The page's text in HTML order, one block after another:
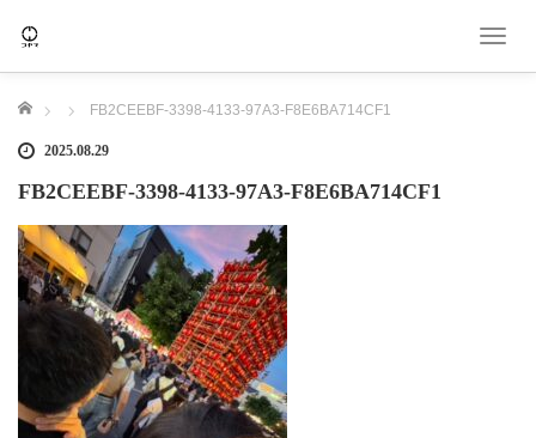
T
ホーム FB2CEEBF-3398-4133-97A3-F8E6BA714CF1
2025.08.29
FB2CEEBF-3398-4133-97A3-F8E6BA714CF1